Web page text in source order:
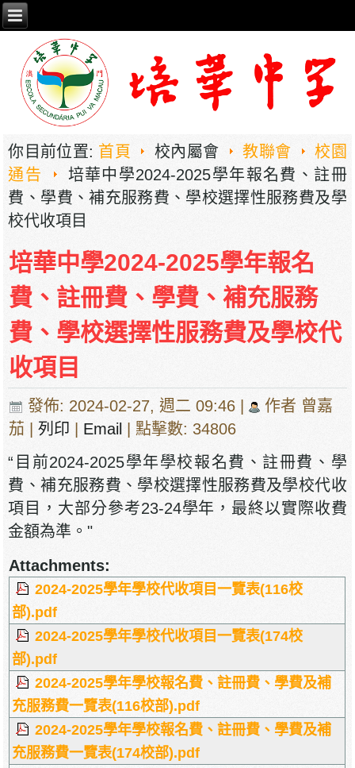
你目前位置: 首頁 校內屬會 教聯會
校園
通告
培華中學2024-2025學年報名費、註冊
費、學費、補充服務費、學校選擇性服務費及學
校代收項目
培華中學2024-2025學年報名
費、註冊費、學費、補充服務
費、學校選擇性服務費及學校代
收項目
發佈: 2024-02-27, 週二 09:46 |
作者 曾嘉
茄 |列印 Email
| 點擊數: 34806
“目前2024-2025學年學校報名費、註冊費、學
費、補充服務費、學校選擇性服務費及學校代收
項目，大部分參考23-24學年，最終以實際收費
金額為準。"
Attachments:
2024-2025學年學校代收項目一覽表(116校
部).pdf
2024-2025學年學校代收項目一覽表(174校
部).pdf
2024-2025學年學校報名費、註冊費、學費及補
充服務費一覽表(116校部).pdf
2024-2025學年學校報名費、註冊費、學費及補
充服務費一覽表(174校部).pdf